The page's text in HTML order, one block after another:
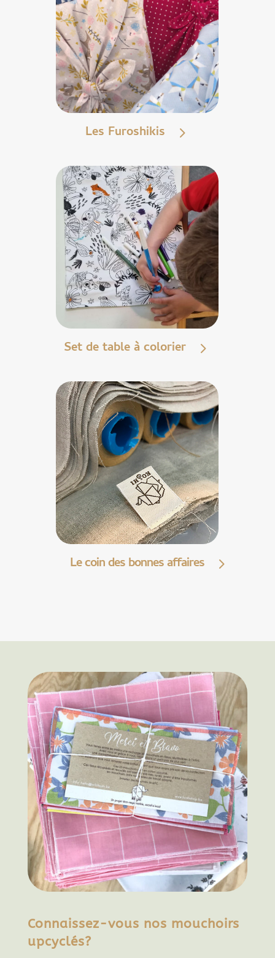
Les Furoshikis
Set de table à colorier
Le coin des bonnes affaires
Connaissez-vous nos mouchoirs
upcyclés?